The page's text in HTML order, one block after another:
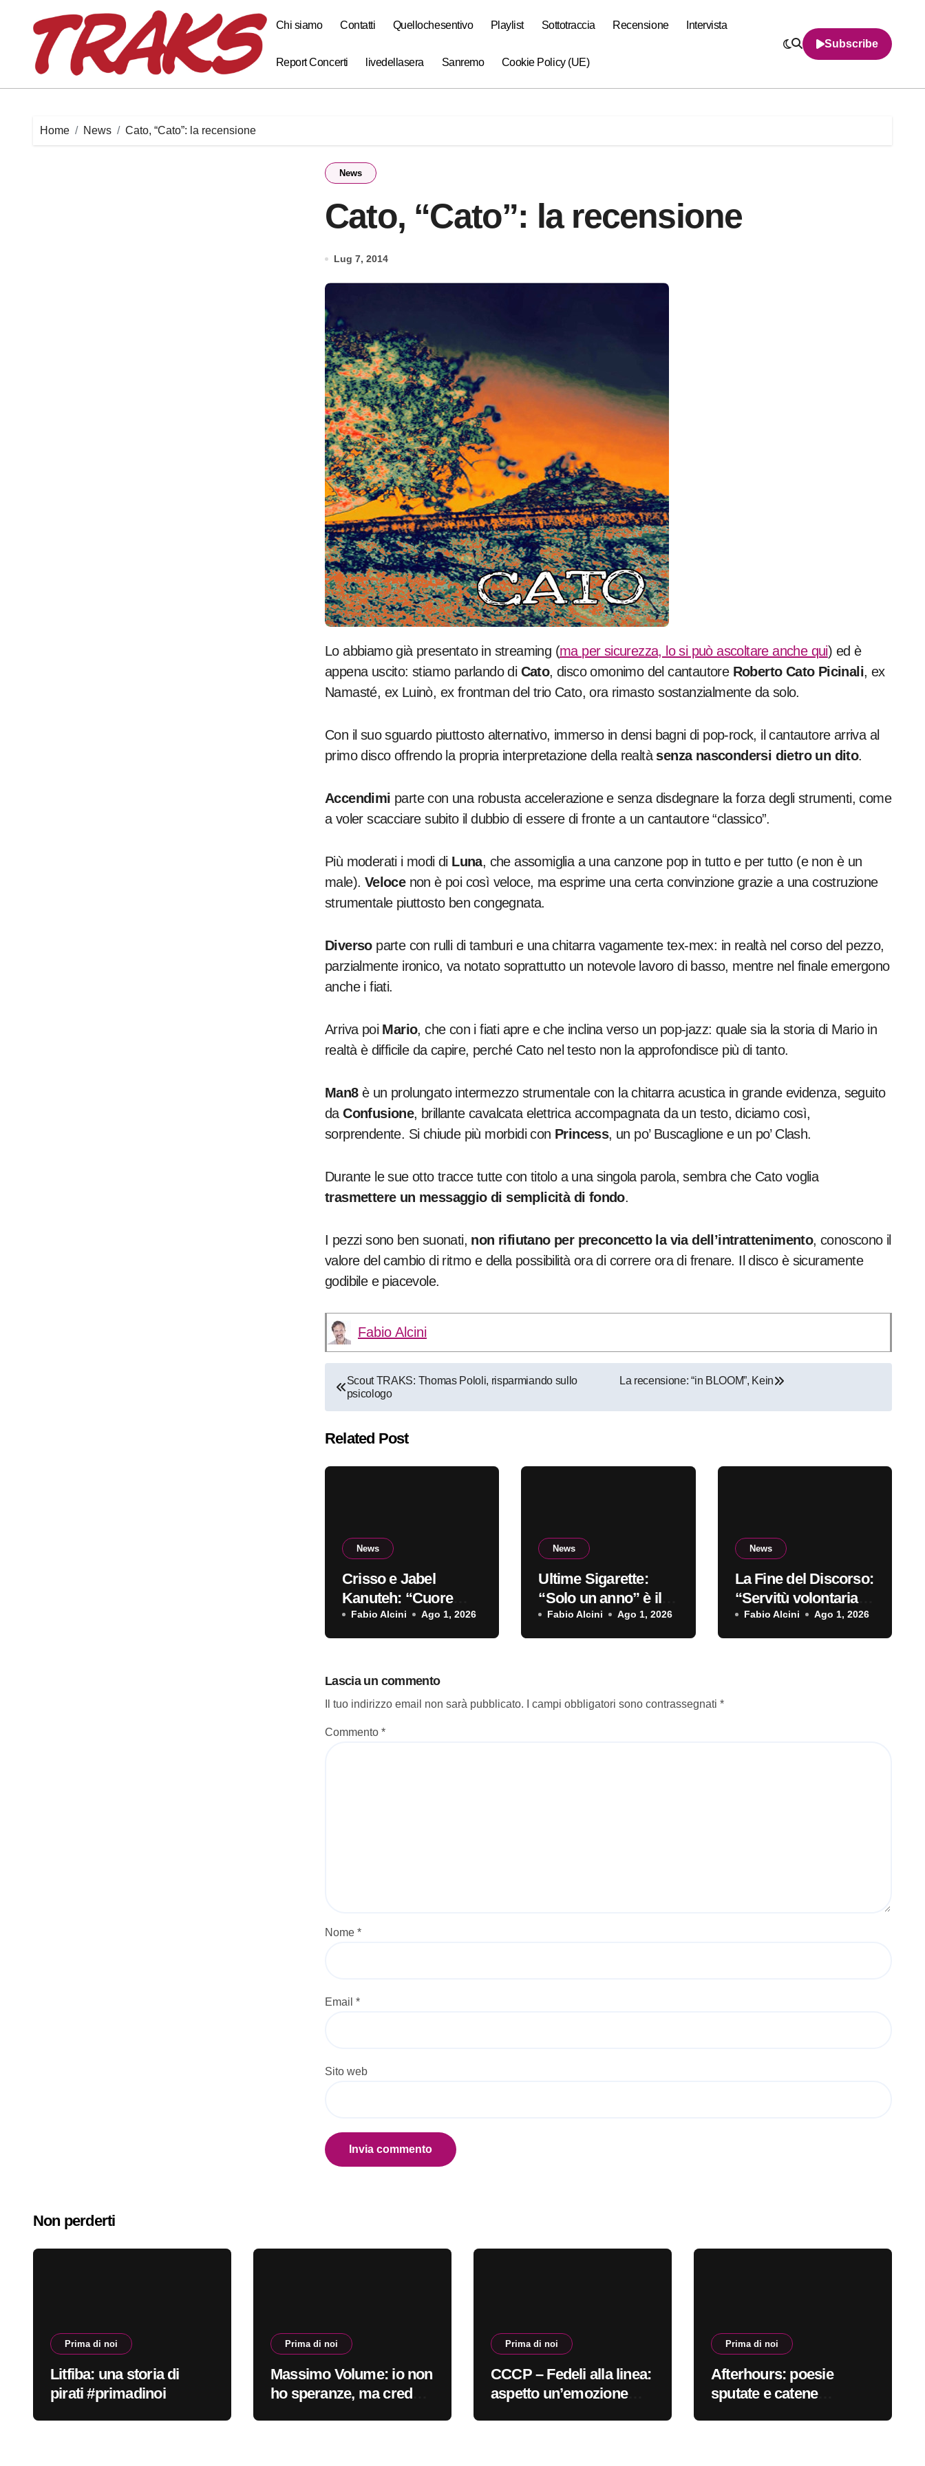
content
Chi siamo Contatti Quellochesentivo Playlist Sottotraccia Recensione Intervista
Report Concerti livedellasera Sanremo Cookie Policy (UE)
Subscribe
Home News Cato, “Cato”: la recensione
News
Cato, “Cato”: la recensione
Lug 7, 2014
Lo abbiamo già presentato in streaming (ma per sicurezza, lo si può ascoltare anche qui) ed è
appena uscito: stiamo parlando di Cato, disco omonimo del cantautore Roberto Cato Picinali, ex
Namasté, ex Luinò, ex frontman del trio Cato, ora rimasto sostanzialmente da solo.
Con il suo sguardo piuttosto alternativo, immerso in densi bagni di pop-rock, il cantautore arriva al
primo disco offrendo la propria interpretazione della realtà senza nascondersi dietro un dito.
Accendimi parte con una robusta accelerazione e senza disdegnare la forza degli strumenti, come
a voler scacciare subito il dubbio di essere di fronte a un cantautore “classico”.
Più moderati i modi di Luna, che assomiglia a una canzone pop in tutto e per tutto (e non è un
male). Velocenon è poi così veloce, ma esprime una certa convinzione grazie a una costruzione
strumentale piuttosto ben congegnata.
Diversoparte con rulli di tamburi e una chitarra vagamente tex-mex: in realtà nel corso del pezzo,
parzialmente ironico, va notato soprattutto un notevole lavoro di basso, mentre nel finale emergono
anche i fiati.
Arriva poi Mario, che con i fiati apre e che inclina verso un pop-jazz: quale sia la storia di Mario in
realtà è difficile da capire, perché Cato nel testo non la approfondisce più di tanto.
Man8è un prolungato intermezzo strumentale con la chitarra acustica in grande evidenza, seguito
daConfusione, brillante cavalcata elettrica accompagnata da un testo, diciamo così,
sorprendente. Si chiude più morbidi con Princess, un po’ Buscaglione e un po’ Clash.
Durante le sue otto tracce tutte con titolo a una singola parola, sembra che Cato voglia
trasmettere un messaggio di semplicità di fondo.
I pezzi sono ben suonati, non rifiutano per preconcetto la via dell’intrattenimento, conoscono il
valore del cambio di ritmo e della possibilità ora di correre ora di frenare. Il disco è sicuramente
godibile e piacevole.
Fabio Alcini
Navigazione
articoli
Scout TRAKS: Thomas Pololi, risparmiando sullo
psicologo
La recensione: “in BLOOM”, Kein
Related Post
News
Crisso e Jabel
Kanuteh: “Cuore
Griot” è il nuovo
video
Fabio Alcini Ago 1, 2026
News
Ultime Sigarette:
“Solo un anno” è il
singolo d’esordio
Fabio Alcini Ago 1, 2026
News
La Fine del Discorso:
“Servitù volontaria”
è il primo singolo
Fabio Alcini Ago 1, 2026
Lascia un commento
Il tuo indirizzo email non sarà pubblicato. I campi obbligatori sono contrassegnati *
Commento *
Nome *
Email *
Sito web
Non perderti
Prima di noi
Litfiba: una storia di
pirati #primadinoi
Prima di noi
Massimo Volume: io non
ho speranze, ma credo
Prima di noi
CCCP – Fedeli alla linea:
aspetto un’emozione
Prima di noi
Afterhours: poesie
sputate e catene